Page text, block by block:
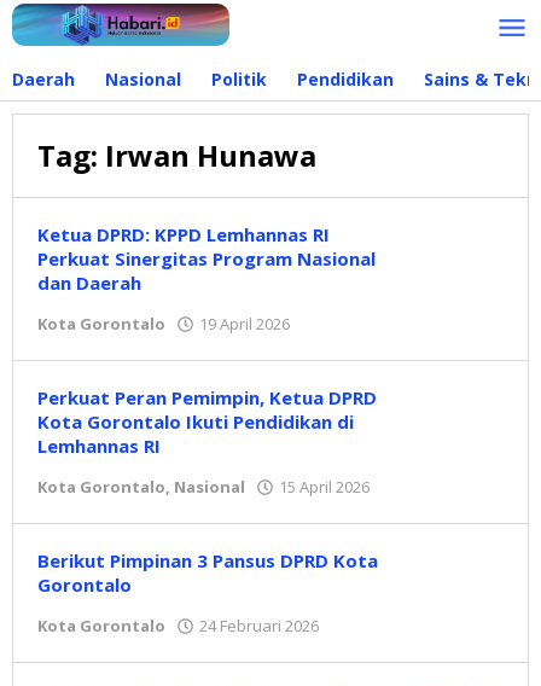
Lewati
ke
Daerah Nasional Politik Pendidikan Sains &
Tag: Irwan Hunawa
Ketua DPRD: KPPD Lemhannas RI
Perkuat Sinergitas Program Nasional
dan Daerah
Kota Gorontalo 19 April 2026
Perkuat Peran Pemimpin, Ketua DPRD
Kota Gorontalo Ikuti Pendidikan di
Lemhannas RI
Kota Gorontalo, Nasional 15 April 2026
Berikut Pimpinan 3 Pansus DPRD Kota
Gorontalo
Kota Gorontalo 24 Februari 2026